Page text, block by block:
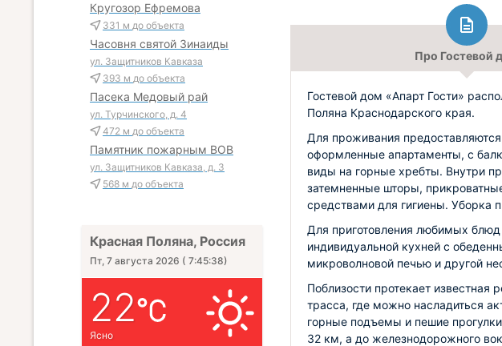
Про Гостевой
Гостевой дом «Апарт Гости»
Поляна Краснодарского края.
Для проживания
оформленные апартаменты, с
виды на горные хребты. Внутри
затемненные шторы,
средствами для гигиены. Уборка
Для приготовления любимых
индивидуальной кухней с
микроволновой печью и другой
Поблизости протекает
трасса, где можно насладиться
горные подъемы и пешие
32 км, а до железнодорожного
Кругозор Ефремова
331 м до объекта
Часовня святой Зинаиды
ул. Защитников Кавказа
393 м до объекта
Пасека Медовый рай
ул. Турчинского, д. 4
472 м до объекта
Памятник пожарным ВОВ
ул. Защитников Кавказа, д. 3
568 м до объекта
Красная Поляна, Россия
Пт, 7 августа 2026 ( 7:45:40)
22
Ясно